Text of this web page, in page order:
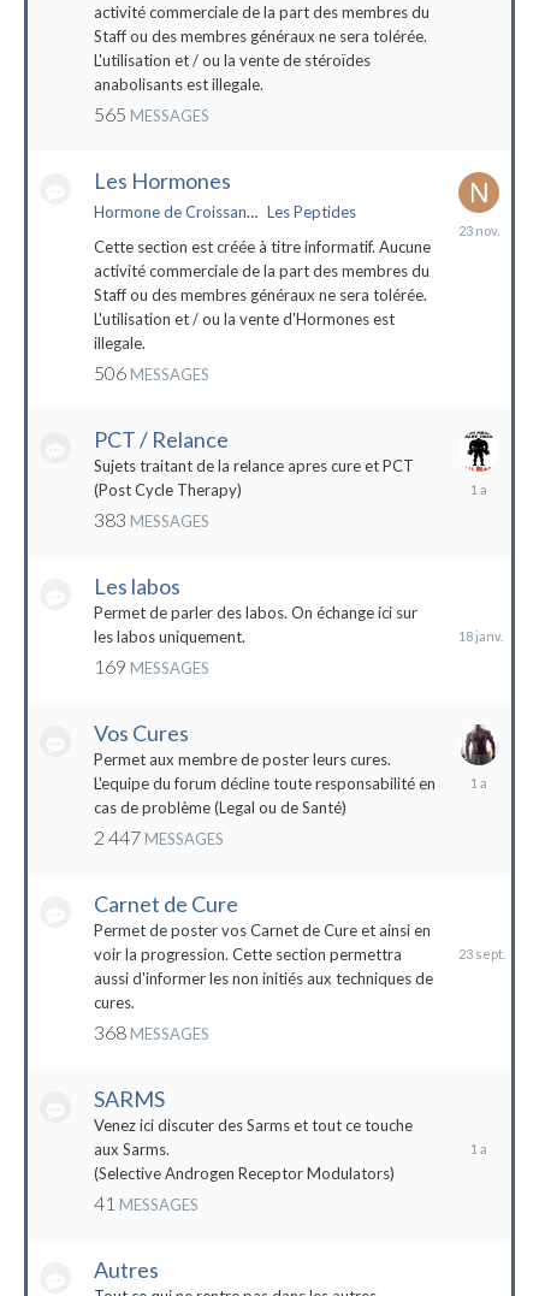
activité commerciale de la part des membres du
Staff ou des membres généraux ne sera tolérée.
L'utilisation et / ou la vente de stéroïdes
anabolisants est illegale.
565 MESSAGES
Les Hormones
Hormone de Croissance (HGH) Les Peptides
Cette section est créée à titre informatif. Aucune
activité commerciale de la part des membres du
Staff ou des membres généraux ne sera tolérée.
L'utilisation et / ou la vente d'Hormones est
illegale.
506 MESSAGES
23
PCT / Relance
Sujets traitant de la relance apres cure et PCT
(Post Cycle Therapy)
383 MESSAGES
13
Les labos
Permet de parler des labos. On échange ici sur
les labos uniquement.
169 MESSAGES
Vos Cures
Permet aux membre de poster leurs cures.
L'equipe du forum décline toute responsabilité en
cas de problème (Legal ou de Santé)
2 447 MESSAGES
28
Carnet de Cure
Permet de poster vos Carnet de Cure et ainsi en
voir la progression. Cette section permettra
aussi d'informer les non initiés aux techniques de
cures.
368 MESSAGES
2023
SARMS
Venez ici discuter des Sarms et tout ce touche
aux Sarms.
(Selective Androgen Receptor Modulators)
41 MESSAGES
2022
Autres